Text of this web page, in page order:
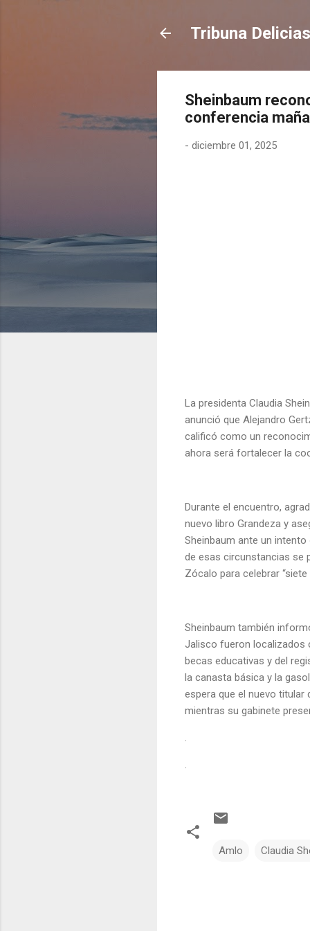
Tribuna Delicias
Sheinbaum
conferencia
- diciembre 01, 2025
La presidenta Claudia
anunció que Alejandro
calificó como un
ahora será fortalecer la
Durante el encuentro,
nuevo libro Grandeza y
Sheinbaum ante un
de esas circunstancias se
Zócalo para celebrar
Sheinbaum también
Jalisco fueron localizados
becas educativas y del
la canasta básica y la
espera que el nuevo
mientras su gabinete
Amlo Claudia